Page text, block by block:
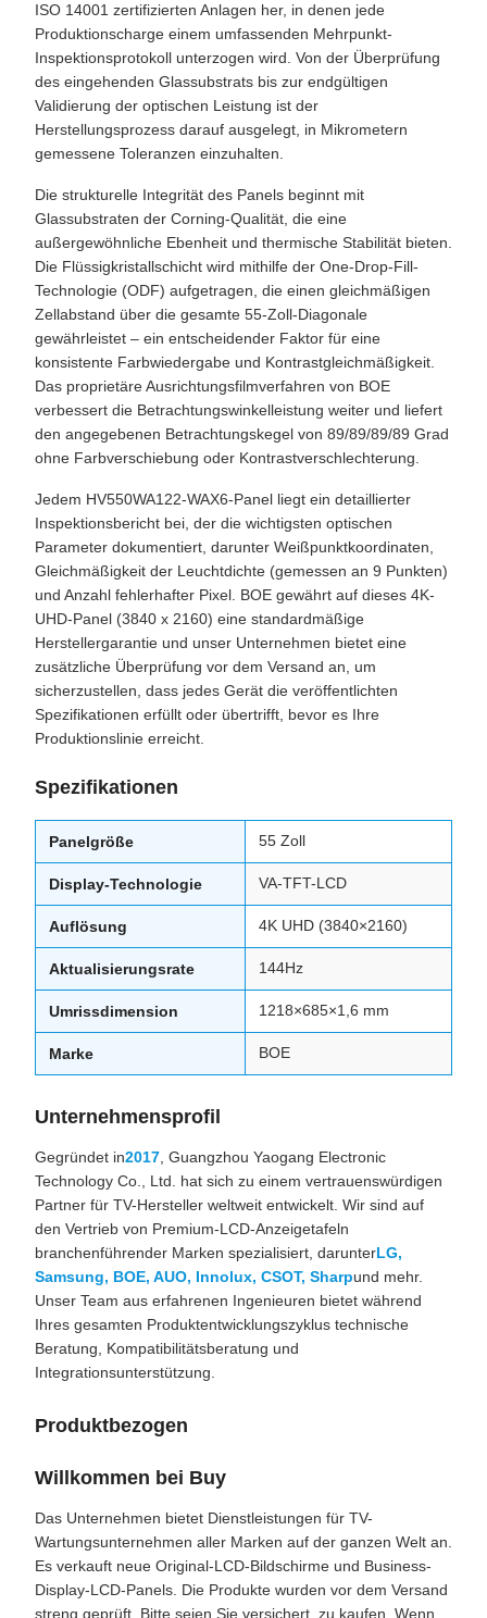
ISO 14001 zertifizierten Anlagen her, in denen jede
Produktionscharge einem umfassenden Mehrpunkt-
Inspektionsprotokoll unterzogen wird. Von der Überprüfung
des eingehenden Glassubstrats bis zur endgültigen
Validierung der optischen Leistung ist der
Herstellungsprozess darauf ausgelegt, in Mikrometern
gemessene Toleranzen einzuhalten.
Die strukturelle Integrität des Panels beginnt mit
Glassubstraten der Corning-Qualität, die eine
außergewöhnliche Ebenheit und thermische Stabilität bieten.
Die Flüssigkristallschicht wird mithilfe der One-Drop-Fill-
Technologie (ODF) aufgetragen, die einen gleichmäßigen
Zellabstand über die gesamte 55-Zoll-Diagonale
gewährleistet – ein entscheidender Faktor für eine
konsistente Farbwiedergabe und Kontrastgleichmäßigkeit.
Das proprietäre Ausrichtungsfilmverfahren von BOE
verbessert die Betrachtungswinkelleistung weiter und liefert
den angegebenen Betrachtungskegel von 89/89/89/89 Grad
ohne Farbverschiebung oder Kontrastverschlechterung.
Jedem HV550WA122-WAX6-Panel liegt ein detaillierter
Inspektionsbericht bei, der die wichtigsten optischen
Parameter dokumentiert, darunter Weißpunktkoordinaten,
Gleichmäßigkeit der Leuchtdichte (gemessen an 9 Punkten)
und Anzahl fehlerhafter Pixel. BOE gewährt auf dieses 4K-
UHD-Panel (3840 x 2160) eine standardmäßige
Herstellergarantie und unser Unternehmen bietet eine
zusätzliche Überprüfung vor dem Versand an, um
sicherzustellen, dass jedes Gerät die veröffentlichten
Spezifikationen erfüllt oder übertrifft, bevor es Ihre
Produktionslinie erreicht.
Spezifikationen
Panelgröße 55 Zoll
Display-Technologie VA-TFT-LCD
Auflösung 4K UHD (3840×2160)
Aktualisierungsrate 144Hz
Umrissdimension 1218×685×1,6 mm
Marke BOE
Unternehmensprofil
Gegründet in2017 , Guangzhou Yaogang Electronic
Technology Co., Ltd. hat sich zu einem vertrauenswürdigen
Partner für TV-Hersteller weltweit entwickelt. Wir sind auf
den Vertrieb von Premium-LCD-Anzeigetafeln
branchenführender Marken spezialisiert, darunterLG,
Samsung, BOE, AUO, Innolux, CSOT, Sharpund mehr.
Unser Team aus erfahrenen Ingenieuren bietet während
Ihres gesamten Produktentwicklungszyklus technische
Beratung, Kompatibilitätsberatung und
Integrationsunterstützung.
Produktbezogen
Willkommen bei Buy
Das Unternehmen bietet Dienstleistungen für TV-
Wartungsunternehmen aller Marken auf der ganzen Welt an.
Es verkauft neue Original-LCD-Bildschirme und Business-
Display-LCD-Panels. Die Produkte wurden vor dem Versand
streng geprüft. Bitte seien Sie versichert, zu kaufen. Wenn